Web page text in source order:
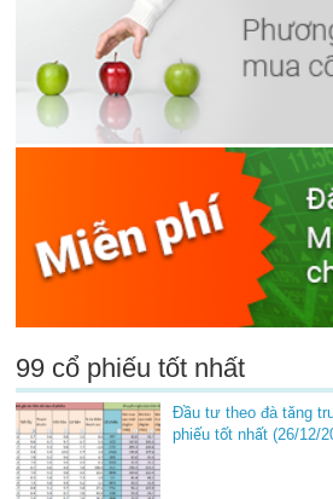
99 cổ phiếu tốt nhất
Đầu tư theo đà tăng
phiếu tốt nhất (26/12/